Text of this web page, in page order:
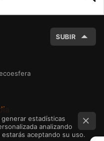
SUBIR
estadísticas
analizando
aceptando su uso.